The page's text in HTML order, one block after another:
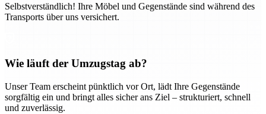
Selbstverständlich! Ihre Möbel und Gegenstände sind während des
Transports über uns versichert.
Wie läuft der Umzugstag ab?
Unser Team erscheint pünktlich vor Ort, lädt Ihre Gegenstände
sorgfältig ein und bringt alles sicher ans Ziel – strukturiert, schnell
und zuverlässig.